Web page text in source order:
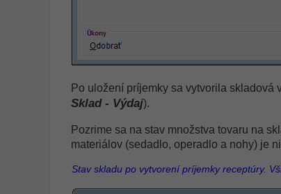
Po uložení príjemky sa vytvorila
Sklad - Výdaj).
Pozrime sa na stav množstva tovaru na
materiálov (sedadlo, operadlo a nohy) je
Stav skladu po vytvorení príjemky receptúry.